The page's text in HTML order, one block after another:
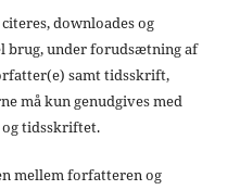
downloades og
brug, under forudsætning af
samt tidsskrift,
må kun genudgives med
tidsskriftet.
mellem forfatteren og